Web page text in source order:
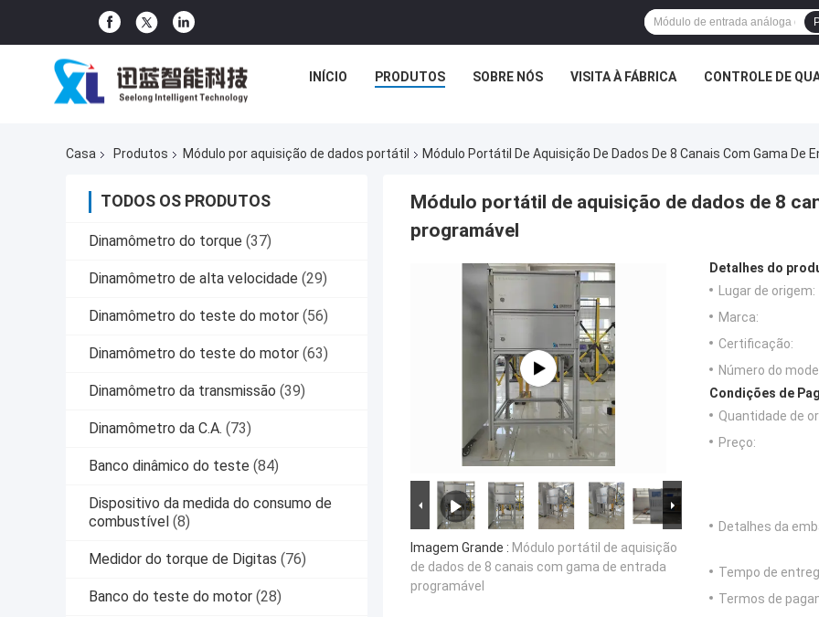
INÍCIO PRODUTOS SOBRE NÓS VISITA À FÁBRICA CONTROLE DE
Casa Produtos Módulo por aquisição de dados portátil Módulo Portátil De Aquisição De Dados De 8 Canais Com Gama De
TODOS OS PRODUTOS
Dinamômetro do torque (37)
Dinamômetro de alta velocidade (29)
Dinamômetro do teste do motor (56)
Dinamômetro do teste do motor (63)
Dinamômetro da transmissão (39)
Dinamômetro da C.A. (73)
Banco dinâmico do teste (84)
Dispositivo da medida do consumo de
combustível (8)
Medidor do torque de Digitas (76)
Banco do teste do motor (28)
Módulo portátil de aquisição de dados de 8
programável
Imagem Grande : Módulo portátil de aquisição
de dados de 8 canais com gama de entrada
programável
Detalhes do
Lugar de origem:
Marca:
Certificação:
Número do
Condições de
Quantidade de
Preço:
Detalhes da
Tempo de
Termos de